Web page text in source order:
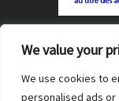
We value your
We use cookies to
personalised ads or